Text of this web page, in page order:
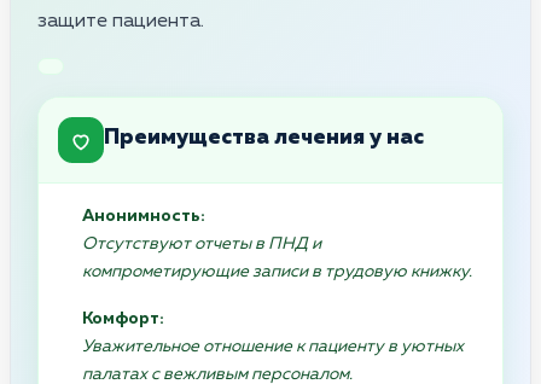
защите пациента.
Преимущества лечения у нас
Анонимность:
Отсутствуют отчеты в ПНД и
компрометирующие записи в трудовую книжку.
Комфорт:
Уважительное отношение к пациенту в уютных
палатах с вежливым персоналом.